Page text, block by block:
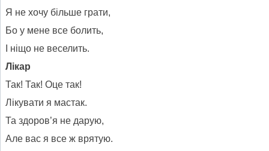
Я не хочу більше грати,
Бо у мене все болить,
І ніщо не веселить.
Лікар
Так! Так! Оце так!
Лікувати я мастак.
Та здоров’я не дарую,
Але вас я все ж врятую.